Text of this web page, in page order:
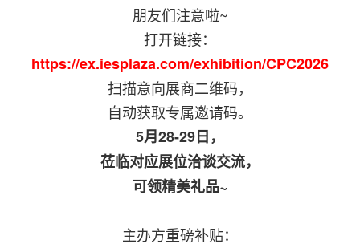
朋友们注意啦~
打开链接：
https://ex.iesplaza.com/exhibition/CPC2026
扫描意向展商二维码，
自动获取专属邀请码。
5月28-29日，
莅临对应展位洽谈交流，
可领精美礼品~
主办方重磅补贴：